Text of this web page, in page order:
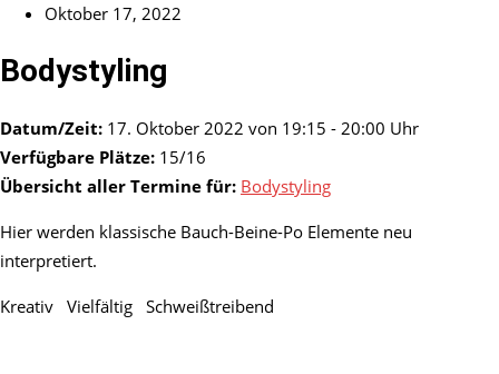
Oktober 17, 2022
Bodystyling
Datum/Zeit: 17. Oktober 2022 von 19:15 - 20:00 Uhr
Verfügbare Plätze: 15/16
Übersicht aller Termine für: Bodystyling
Hier werden klassische Bauch-Beine-Po Elemente neu
interpretiert.
Kreativ Vielfältig Schweißtreibend